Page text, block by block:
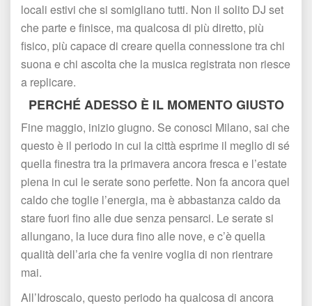
locali estivi che si somigliano tutti. Non il solito DJ set
che parte e finisce, ma qualcosa di più diretto, più
fisico, più capace di creare quella connessione tra chi
uona e chi ascolta che la musica registrata non riesce
a replicare.
PERCHÉ ADESSO È IL MOMENTO GIUSTO
Fine maggio, inizio giugno. Se conosci Milano, sai che
questo è il periodo in cui la città esprime il meglio di sé
quella finestra tra la primavera ancora fresca e l’estate
piena in cui le serate sono perfette. Non fa ancora quel
caldo che toglie l’energia, ma è abbastanza caldo da
tare fuori fino alle due senza pensarci. Le serate si
allungano, la luce dura fino alle nove, e c’è quella
qualità dell’aria che fa venire voglia di non rientrare
mai.
All’Idroscalo, questo periodo ha qualcosa di ancora